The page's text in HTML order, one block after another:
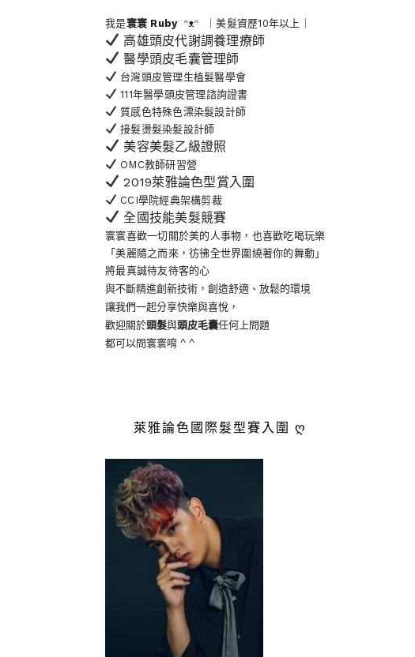
我是寰寰 Ruby ᵔᴥᵔ ｜美髮資歷10年以上｜
高雄頭皮代謝調養理療師
醫學頭皮毛囊管理師
台灣頭皮管理生植髮醫學會
111年醫學頭皮管理諮詢證書
質感色特殊色漂染髮設計師
接髮燙髮染髮設計師
美容美髮乙級證照
OMC教師研習營
2019萊雅論色型賞入圍
CCI學院經典架構剪裁
全國技能美髮競賽
寰寰喜歡一切關於美的人事物 ，也喜歡吃喝玩樂
「美麗隨之而來，彷彿全世界圍繞著你的舞動」
將最真誠待友待客的心
與不斷精進創新技術，創造舒適、放鬆的環境
讓我們一起分享快樂與喜悅，
歡迎關於頭髮與頭皮毛囊任何上問題
都可以問寰寰唷 ^ ^
萊雅論色國際髮型賽入圍 ღ